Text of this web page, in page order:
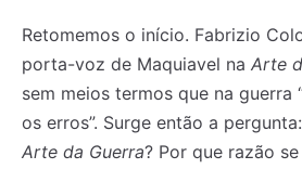
Retomemos o início. Fabrizio
porta-voz de Maquiavel na Arte
sem meios termos que na guerra
os erros”. Surge então a
Arte da Guerra? Por que razão